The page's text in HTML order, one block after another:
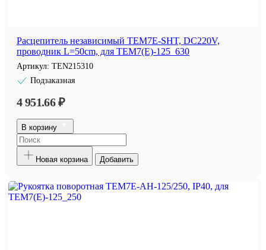
Расцепитель независимый TEM7E-SHT, DC220V,
проводник L=50cm, для TEM7(E)-125_630
Артикул: TEN215310
Подзаказная
4 951.66 ₽
В корзину
Новая корзина Добавить